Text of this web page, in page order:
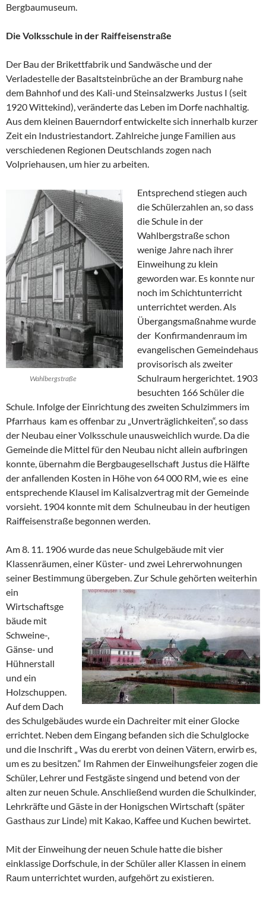
Bergbaumuseum.
Die Volksschule in der Raiffeisenstraße
Der Bau der Brikettfabrik und Sandwäsche und der
Verladestelle der Basaltsteinbrüche an der Bramburg nahe
dem Bahnhof und des Kali-und Steinsalzwerks Justus I (seit
1920 Wittekind), veränderte das Leben im Dorfe nachhaltig.
Aus dem kleinen Bauerndorf entwickelte sich innerhalb kurzer
Zeit ein Industriestandort. Zahlreiche junge Familien aus
verschiedenen Regionen Deutschlands zogen nach
Volpriehausen, um hier zu arbeiten.
Wahlbergstraße
Entsprechend stiegen auch
die Schülerzahlen an, so dass
die Schule in der
Wahlbergstraße schon
wenige Jahre nach ihrer
Einweihung zu klein
geworden war. Es konnte nur
noch im Schichtunterricht
unterrichtet werden. Als
Übergangsmaßnahme wurde
der Konfirmandenraum im
evangelischen Gemeindehaus
provisorisch als zweiter
Schulraum hergerichtet. 1903
besuchten 166 Schüler die
Schule. Infolge der Einrichtung des zweiten Schulzimmers im
Pfarrhaus kam es offenbar zu „Unverträglichkeiten“, so dass
der Neubau einer Volksschule unausweichlich wurde. Da die
Gemeinde die Mittel für den Neubau nicht allein aufbringen
konnte, übernahm die Bergbaugesellschaft Justus die Hälfte
der anfallenden Kosten in Höhe von 64 000 RM, wie es eine
entsprechende Klausel im Kalisalzvertrag mit der Gemeinde
vorsieht. 1904 konnte mit dem Schulneubau in der heutigen
Raiffeisenstraße begonnen werden.
Am 8. 11. 1906 wurde das neue Schulgebäude mit vier
Klassenräumen, einer Küster- und zwei Lehrerwohnungen
seiner Bestimmung übergeben. Zur Schule gehörten weiterhin
ein
Wirtschaftsge
bäude mit
Schweine-,
Gänse- und
Hühnerstall
und ein
Holzschuppen.
Auf dem Dach
des Schulgebäudes wurde ein Dachreiter mit einer Glocke
errichtet. Neben dem Eingang befanden sich die Schulglocke
und die Inschrift „ Was du ererbt von deinen Vätern, erwirb es,
um es zu besitzen.“ Im Rahmen der Einweihungsfeier zogen die
Schüler, Lehrer und Festgäste singend und betend von der
alten zur neuen Schule. Anschließend wurden die Schulkinder,
Lehrkräfte und Gäste in der Honigschen Wirtschaft (später
Gasthaus zur Linde) mit Kakao, Kaffee und Kuchen bewirtet.
Mit der Einweihung der neuen Schule hatte die bisher
einklassige Dorfschule, in der Schüler aller Klassen in einem
Raum unterrichtet wurden, aufgehört zu existieren.